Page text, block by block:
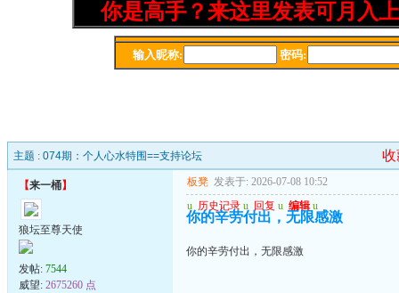
主题 : 074期：个人心水特围==支持论坛 收
【来一桶】
狼坛至尊天使
发帖: 7544
威望: 2675260 点
板凳 发表于: 2026-07-08 10:52
u 历史记录 u 回复 u 编辑 u
你的辛劳付出，无限感激
你的辛劳付出，无限感激